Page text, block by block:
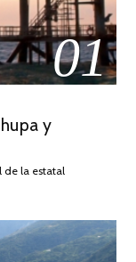
01
y
de la estatal